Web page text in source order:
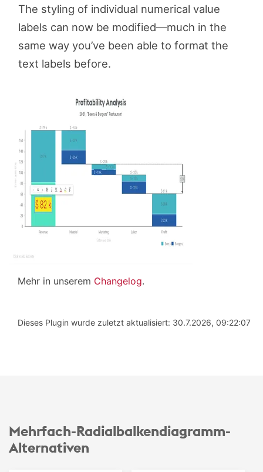
The styling of individual numerical value
labels can now be modified—much in the
same way you’ve been able to format the
text labels before.
Mehr in unserem Changelog.
Dieses Plugin wurde zuletzt aktualisiert: 30.7.2026, 09:22:07
Mehrfach-Radialbalken­diagramm-
Alternativen